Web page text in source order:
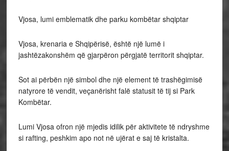
Vjosa, lumi emblematik dhe parku kombëtar shqiptar
Vjosa, krenaria e Shqipërisë, është një lumë i
jashtëzakonshëm që gjarpëron përgjatë territorit shqiptar.
Sot ai përbën një simbol dhe një element të trashëgimisë
natyrore të vendit, veçanërisht falë statusit të tij si Park
Kombëtar.
Lumi Vjosa ofron një mjedis idilik për aktivitete të ndryshme
si rafting, peshkim apo not në ujërat e saj të kristalta.